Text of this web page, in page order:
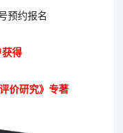
预约报名
得
价研究》专著